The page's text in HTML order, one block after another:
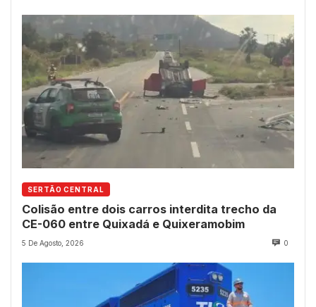
SERTÃO CENTRAL
Colisão entre dois carros interdita trecho da
CE-060 entre Quixadá e Quixeramobim
5 De Agosto, 2026 0